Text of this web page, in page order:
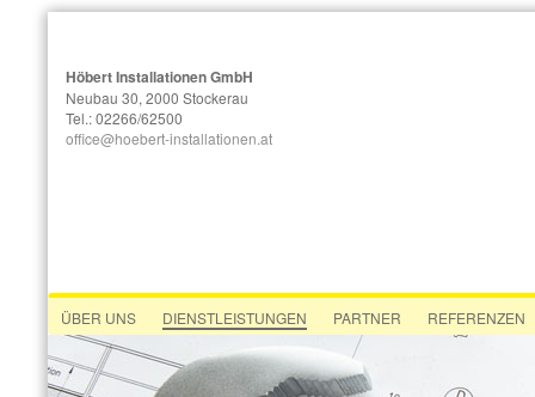
Höbert Installationen GmbH
Neubau 30, 2000 Stockerau
Tel.: 02266/62500
office@hoebert-installationen.at
ÜBER UNS DIENSTLEISTUNGEN PARTNER REFERENZEN